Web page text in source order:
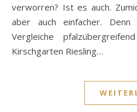
verworren? Ist es auch.
aber auch einfacher.
Vergleiche
Kirschgarten Riesling…